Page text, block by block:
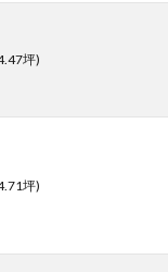
坪)
坪)